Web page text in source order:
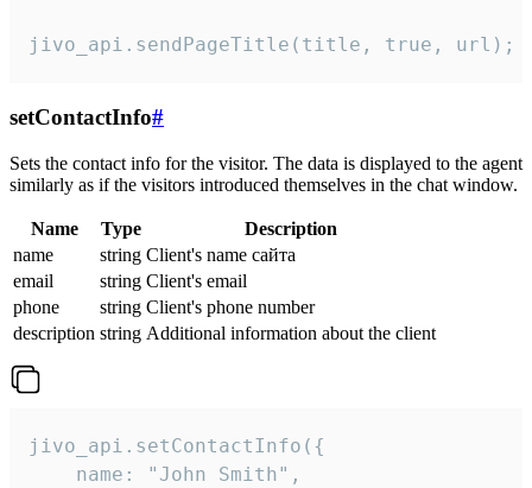
jivo_api.sendPageTitle(title, true, url);
setContactInfo#
Sets the contact info for the visitor. The data is displayed to the agent
similarly as if the visitors introduced themselves in the chat window.
Name Type
Description
name
string Client's name сайта
email
string Client's email
phone
string Client's phone number
description string Additional information about the client
jivo_api.setContactInfo({
    name: "John Smith",